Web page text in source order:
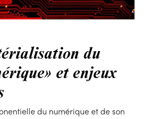
du
et enjeux
du numérique et de son